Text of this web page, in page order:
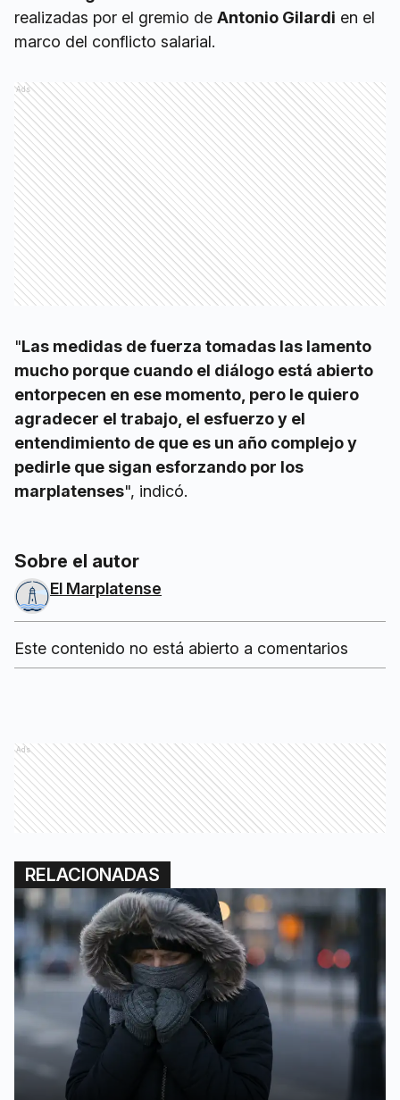
realizadas por el gremio de Antonio Gilardi en el
marco del conflicto salarial.
Ads
"Las medidas de fuerza tomadas las lamento
mucho porque cuando el diálogo está abierto
entorpecen en ese momento, pero le quiero
agradecer el trabajo, el esfuerzo y el
entendimiento de que es un año complejo y
pedirle que sigan esforzando por los
marplatenses", indicó.
Sobre el autor
El Marplatense
Este contenido no está abierto a comentarios
Ads
RELACIONADAS